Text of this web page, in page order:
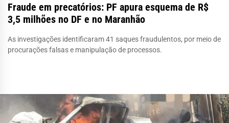
Fraude em precatórios: PF apura esquema de R$
3,5 milhões no DF e no Maranhão
As investigações identificaram 41 saques fraudulentos, por meio de
procurações falsas e manipulação de processos.